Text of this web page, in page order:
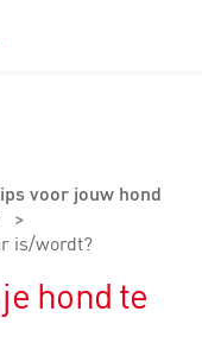
voor jouw hond
>
is/wordt?
hond te